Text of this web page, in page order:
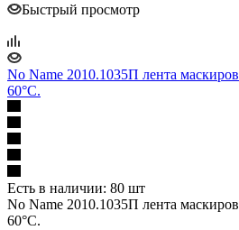
Быстрый просмотр
No Name 2010.1035П лента
60°С.
Есть в наличии: 80 шт
No Name 2010.1035П лента
60°С.